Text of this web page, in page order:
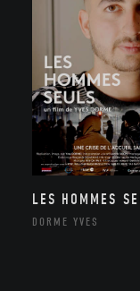
LES HOMMES
DORME YVES